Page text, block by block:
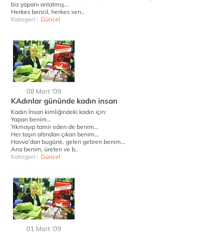
biz yapanı anlatmış...
Herkes bencil, herkes sen..
Kategori : Güncel
08 Mart '09
KAdınlar gününde kadın insan
Kadın İnsan kimliğindeki kadın için:
Yapan benim…
Yıkmayıp tamir eden de benim…
Her taşın altından çıkan benim…
Havva’dan bugüne, gelen getiren benim…
Ana benim, üreten ve b..
Kategori : Güncel
01 Mart '09